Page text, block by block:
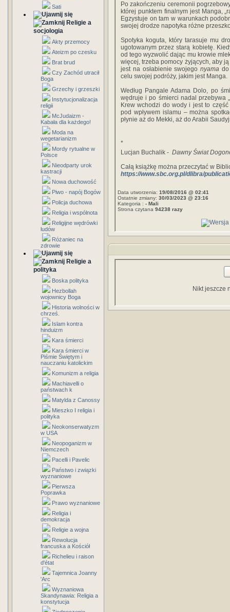
Sati
Religie a
socjologia
Akty przemocy
Ateizm po czesku
Brat brud
Czy Zachód utracił
Boga
Grzechy i grzeszki
Instytucjonalizacja
religii
McJudaizm -
Kabała dla każdego!
Moda na
wegetarianizm
Mordy rytualne w
Polsce
Nieodparty urok
kastracji
Nowa duchowość
Piwo - napój Bogów
Policja duchowa
Religia i wspólnota
Religijne wędrówki
ludów
Różaniec na
zdrowie
Religie a
polityka
Boska polityka
Hezbollah
wojownicy Boga
Historia wolności w
chrześ.
Islam kontra
hinduizm
Kara śmierci
Kara śmierci w
Piśmie Świętym i
nauczaniu katolickim
Komunizm a religia
Machiavelli o
państwach k
Matylda z Canossy
Mieszko I religia i
polityka
Neokonserwatyzm
w USA
Neopoganizm w
Niemczech
Pacelli i Pavelic
Państwo i związki
wyznaniowe
Pierwsza
Poprawka
Prawo wyznaniowe
Religia i
demokracja
Religie a wojna
Rewolucja
francuska a Kościół
Richelieu i raison
d'état
Tajemnica Joanny
'Arc
Wyznaniowa
Skandynawia: Religia a
konstytucja
Po zakończeniu ceremonii
której punktem finalnym jest Manga,
Egzystuje on tam w warunkach
swojej drodze napotyka różne
Spotyka koguta, który tarasuje mu
ugotowanym przez starą kobietę.
od tego wyzwolić dając mu krowie
więcej, trzeba pomocy żyjących, aby
jest na osłabienie swojegonyama
celu swojej podróży, jakim jest Manga.
Według Pangale Adama Dolo, po
wędruje i po śmierci nadal przebywa
Krew wchodzi do wody i jest to część
pod wpływem islamu – można
płynie aż do Mekki, aż do Arabii
*
Lucjan Buchalik - Dawny Świat
Całą książkę można przeczytać w
https://www.sbc.org.pl/dlibra/
Data utworzenia: 19/08/2016 @ 02:41
Ostatnie zmiany: 30/03/2023 @ 23:16
Kategoria : - Mali
Strona czytana 94238 razy
Nikt jeszcze